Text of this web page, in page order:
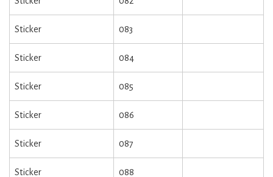
Sticker 083
Sticker 084
Sticker 085
Sticker 086
Sticker 087
Sticker 088